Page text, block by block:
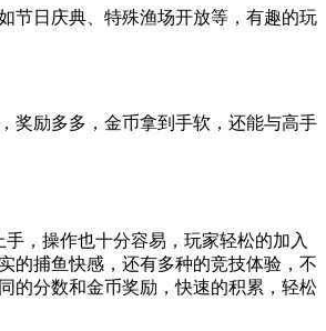
日庆典、特殊渔场开放等，有趣的玩
励多多，金币拿到手软，还能与高手
，操作也十分容易，玩家轻松的加入
的捕鱼快感，还有多种的竞技体验，不
的分数和金币奖励，快速的积累，轻松